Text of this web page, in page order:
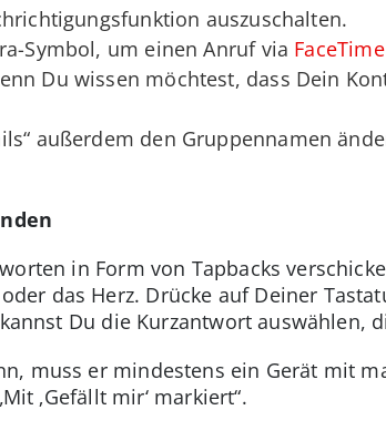
auszuschalten.
Symbol, um einen Anruf via FaceTime
Du wissen möchtest, dass Dein
außerdem den Gruppennamen
in Form von Tapbacks
das Herz. Drücke auf Deiner
Du die Kurzantwort auswählen,
muss er mindestens ein Gerät mit
‚Gefällt mir‘ markiert“.